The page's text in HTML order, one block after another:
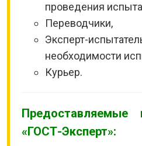
проведения
Переводчики,
Эксперт-
необходимости
Курьер.
«ГОСТ-Эксперт»: